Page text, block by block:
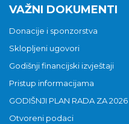
VAŽNI DOKUMENTI
Donacije i sponzorstva
Sklopljeni ugovori
Godišnji financijski izvještaji
Pristup informacijama
GODIŠNJI PLAN RADA ZA 2026
Otvoreni podaci